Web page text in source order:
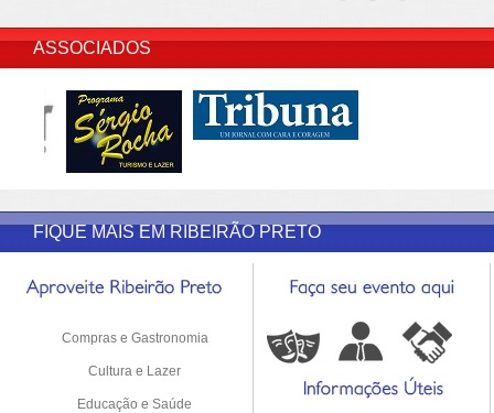
ASSOCIADOS
FIQUE MAIS EM RIBEIRÃO PRETO
Compras e Gastronomia
Cultura e Lazer
Educação e Saúde